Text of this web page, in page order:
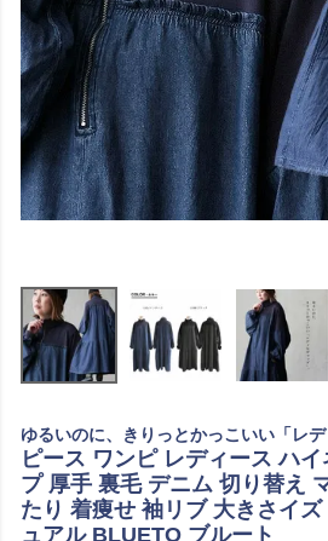
ゆるいのに、きりっとかっこいい「レデ
ピース ワンピ レディース ハ
プ 厚手 裏毛 デニム 切り替え
たり 着痩せ 袖リブ 大きさイ
ュアル BLUETO ブルート